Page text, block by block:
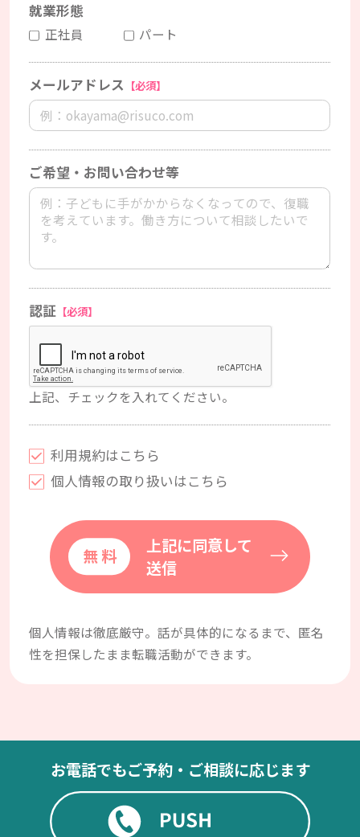
就業形態
正社員 パート
メールアドレス 【必須】
ご希望・お問い合わせ等
認証 【必須】
上記、チェックを入れてください。
利用規約はこちら
個人情報の取り扱いはこちら
上記に同意して
送信
個人情報は徹底厳守。話が具体的になるまで、匿名
性を担保したまま転職活動ができます。
お電話でもご予約・ご相談に応じます